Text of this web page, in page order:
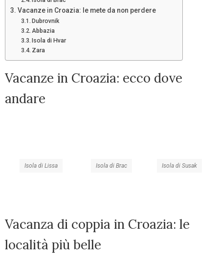
Vacanze in Croazia: le mete da non perdere
Dubrovnik
Abbazia
Isola di Hvar
Zara
Vacanze in Croazia: ecco dove
andare
Isola di Lissa Isola di Brac Isola di Susak
Vacanza di coppia in Croazia: le
località più belle